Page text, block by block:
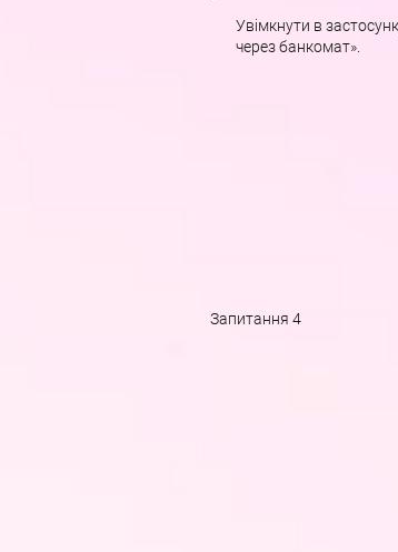
Увімкнути в
через банкомат».
Запитання 4